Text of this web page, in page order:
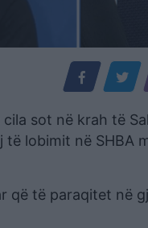
sot në krah të
të lobimit në SHBA
që të paraqitet në